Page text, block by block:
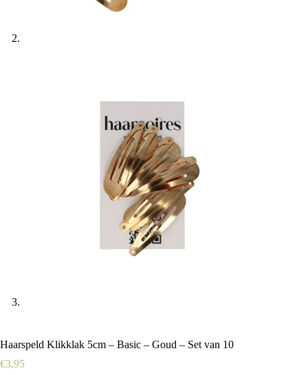
Haarspeld Klikklak 5cm – Basic – Goud – Set van 10
€3,95